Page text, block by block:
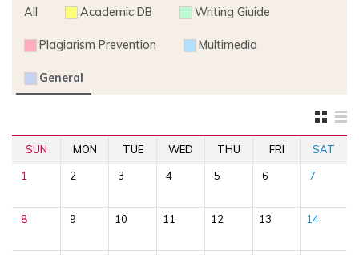
All Academic DB Writing Giuide
Plagiarism Prevention Multimedia
General
SUN MON TUE WED THU FRI SAT
1 2 3 4 5 6 7
8 9 10 11 12 13 14